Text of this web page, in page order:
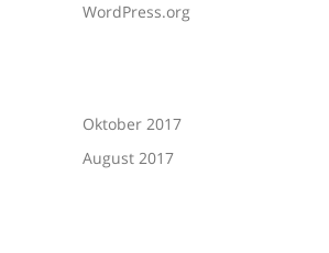
WordPress.org
Oktober 2017
August 2017